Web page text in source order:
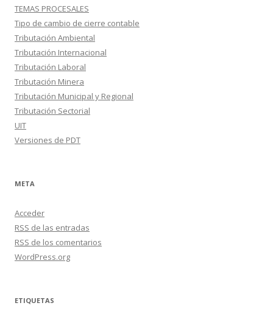
TEMAS PROCESALES
Tipo de cambio de cierre contable
Tributación Ambiental
Tributación Internacional
Tributación Laboral
Tributación Minera
Tributación Municipal y Regional
Tributación Sectorial
UIT
Versiones de PDT
META
Acceder
RSS de las entradas
RSS de los comentarios
WordPress.org
ETIQUETAS